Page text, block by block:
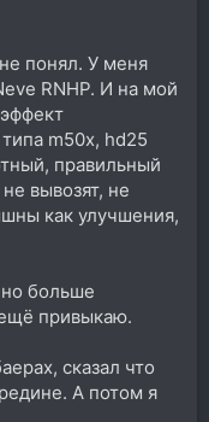
понял. У меня
RNHP. И на мой
m50x, hd25
правильный
вывозят, не
как улучшения,
больше
привыкаю.
сказал что
А потом я